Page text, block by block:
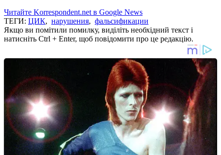
Читайте Korrespondent.net в Google News
ТЕГИ: ЦИК, нарушения, фальсификации
Якщо ви помітили помилку, виділіть необхідний текст і
натисніть Ctrl + Enter, щоб повідомити про це редакцію.